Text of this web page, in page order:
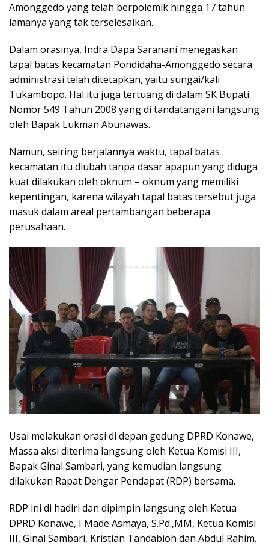
Amonggedo yang telah berpolemik hingga 17 tahun
lamanya yang tak terselesaikan.
Dalam orasinya, Indra Dapa Saranani menegaskan
tapal batas kecamatan Pondidaha-Amonggedo secara
administrasi telah ditetapkan, yaitu sungai/kali
Tukambopo. Hal itu juga tertuang di dalam SK Bupati
Nomor 549 Tahun 2008 yang di tandatangani langsung
oleh Bapak Lukman Abunawas.
Namun, seiring berjalannya waktu, tapal batas
kecamatan itu diubah tanpa dasar apapun yang diduga
kuat dilakukan oleh oknum – oknum yang memiliki
kepentingan, karena wilayah tapal batas tersebut juga
masuk dalam areal pertambangan beberapa
perusahaan.
Usai melakukan orasi di depan gedung DPRD Konawe,
Massa aksi diterima langsung oleh Ketua Komisi III,
Bapak Ginal Sambari, yang kemudian langsung
dilakukan Rapat Dengar Pendapat (RDP) bersama.
RDP ini di hadiri dan dipimpin langsung oleh Ketua
DPRD Konawe, I Made Asmaya, S.Pd.,MM, Ketua Komisi
III, Ginal Sambari, Kristian Tandabioh dan Abdul Rahim.